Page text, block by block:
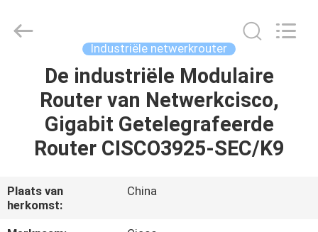
PRODUCTEN
OVER
Ltd..
Industriële netwerkrouter
De industriële Modulaire
Router van Netwerkcisco,
Gigabit Getelegrafeerde
Router CISCO3925-SEC/K9
Plaats van
herkomst:
China